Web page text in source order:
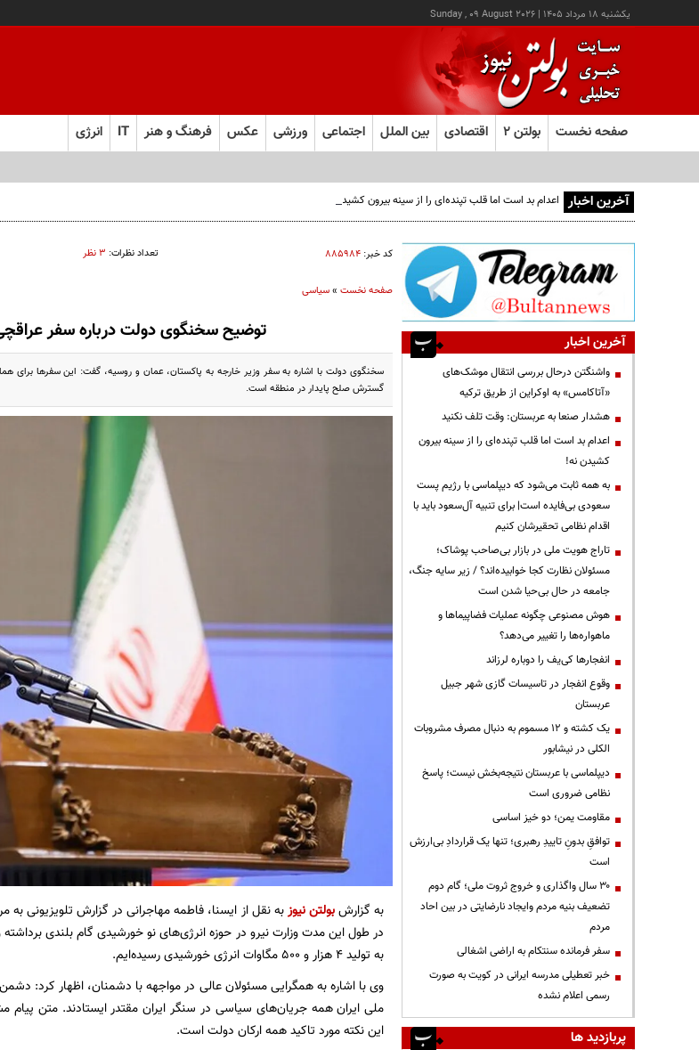
يکشنبه ۱۸ مرداد ۱۴۰۵ |
Sunday , 09 August 2026
صفحه نخست بولتن ۲ اقتصادی بین الملل اجتماعی ورزشی عکس فرهنگ و هنر IT انرژی
آخرین اخبار اعدام بد است اما قلب تپنده‌ای را از سینه بیرون کشیدن نه!
کد خبر: ۸۸۵۹۸۴ تعداد نظرات: ۳ نظر
صفحه نخست»سیاسی
توضیح سخنگوی دولت درباره سفر
سخنگوی دولت با اشاره به سفر وزیر خارجه به پاکستان، عمان و روسیه، گفت: این سفرها برای
گسترش صلح پایدار در منطقه است.
به گزارشبولتن نیوزبه نقل از ایسنا، فاطمه مهاجرانی در گزارش تلویزیونی به
به تولید ۴ هزار و ۵۰۰ مگاوات انرژی خورشیدی رسیده‌ایم.
وی با اشاره به همگرایی مسئولان عالی در مواجهه با دشمنان، اظهار کرد:
ملی ایران همه جریان‌های سیاسی در سنگر ایران مقتدر ایستادند. متن پیام
این نکته مورد تاکید همه ارکان دولت است.
آخرین اخبار
واشنگتن درحال بررسی انتقال موشک‌های
«آتاکامس» به اوکراین از طریق ترکیه
هشدار صنعا به عربستان: وقت تلف نکنید
اعدام بد است اما قلب تپنده‌ای را از سینه بیرون
کشیدن نه!
به همه ثابت می‌شود که دیپلماسی با رژیم پست
سعودی بی‌فایده است| برای تنبیه آل‌سعود باید با
اقدام نظامی تحقیرشان کنیم
تاراج هویت ملی در بازار بی‌صاحب پوشاک؛
مسئولان نظارت کجا خوابیده‌اند؟ / زیر سایه جنگ،
جامعه در حال بی‌حیا شدن است
هوش مصنوعی چگونه عملیات فضاپیماها و
ماهواره‌ها را تغییر می‌دهد؟
انفجارها کی‌یف را دوباره لرزاند
وقوع انفجار در تاسیسات گازی شهر جبیل
عربستان
یک کشته و ۱۲ مسموم به دنبال مصرف مشروبات
الکلی در نیشابور
دیپلماسی با عربستان نتیجه‌بخش نیست؛ پاسخ
نظامی ضروری است
مقاومت یمن؛ دو خیز اساسی
توافقِ بدونِ تاییدِ رهبری؛ تنها یک قراردادِ بی‌ارزش
است
۳۰ سال واگذاری و خروج ثروت ملی؛ گام دوم
تضعیف بنیه مردم وایجاد نارضایتی در بین احاد
مردم
سفر فرمانده سنتکام به اراضی اشغالی
خبر تعطیلی مدرسه ایرانی در کویت به صورت
رسمی اعلام نشده
پربازدید ها